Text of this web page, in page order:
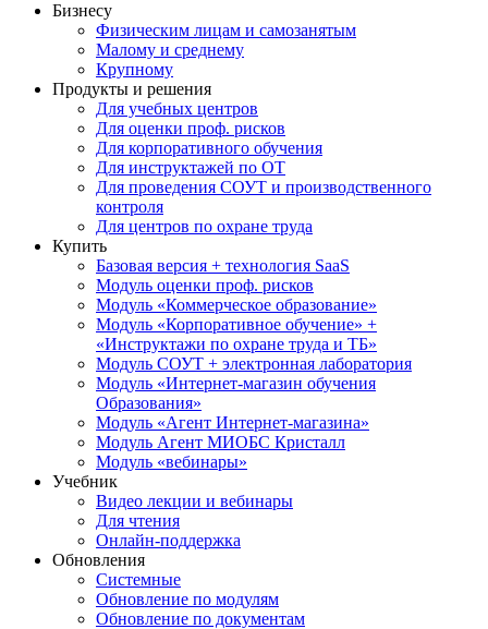
Бизнесу
Физическим лицам и самозанятым
Малому и среднему
Крупному
Продукты и решения
Для учебных центров
Для оценки проф. рисков
Для корпоративного обучения
Для инструктажей по ОТ
Для проведения СОУТ и производственного
контроля
Для центров по охране труда
Купить
Базовая версия + технология SaaS
Модуль оценки проф. рисков
Модуль «Коммерческое образование»
Модуль «Корпоративное обучение» +
«Инструктажи по охране труда и ТБ»
Модуль СОУТ + электронная лаборатория
Модуль «Интернет-магазин обучения
Образования»
Модуль «Агент Интернет-магазина»
Модуль Агент МИОБС Кристалл
Модуль «вебинары»
Учебник
Видео лекции и вебинары
Для чтения
Онлайн-поддержка
Обновления
Системные
Обновление по модулям
Обновление по документам